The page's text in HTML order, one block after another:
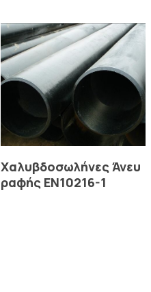
Read More
Χαλυβδοσωλήνες Άνευ
ραφής EN10216-1